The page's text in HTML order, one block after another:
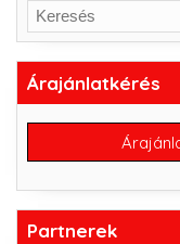
Árajánlatkérés
Partnerek